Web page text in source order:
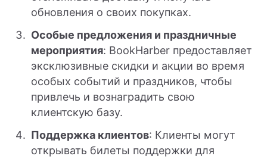
обновления о своих покупках.
Особые предложения и праздничные
мероприятия: BookHarber предоставляет
эксклюзивные скидки и акции во время
особых событий и праздников, чтобы
привлечь и вознаградить свою
клиентскую базу.
Поддержка клиентов: Клиенты могут
открывать билеты поддержки для